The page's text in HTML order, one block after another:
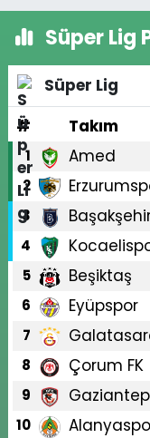
Süper Lig
Süper Lig
#
Takım
1 Amed
2
3
4
5 Beşiktaş
6 Eyüpspor
7
8 Çorum FK
9 Gaziantep
10